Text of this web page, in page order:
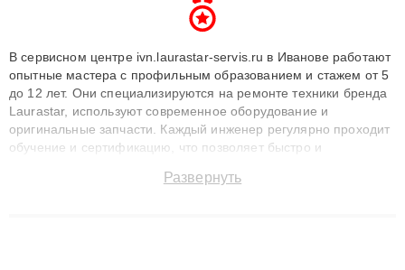
В сервисном центре ivn.laurastar-servis.ru в Иванове работают
опытные мастера с профильным образованием и стажем от 5
до 12 лет. Они специализируются на ремонте техники бренда
Laurastar, используют современное оборудование и
оригинальные запчасти. Каждый инженер регулярно проходит
обучение и сертификацию, что позволяет быстро и
сохранением гарантии до 3 лет. Наши мастера решают
Развернуть